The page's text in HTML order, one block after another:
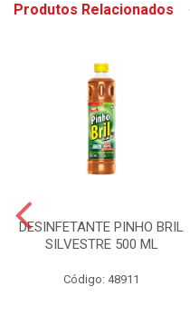
Produtos Relacionados
DESINFETANTE PINHO BRIL
SILVESTRE 500 ML
Código: 48911